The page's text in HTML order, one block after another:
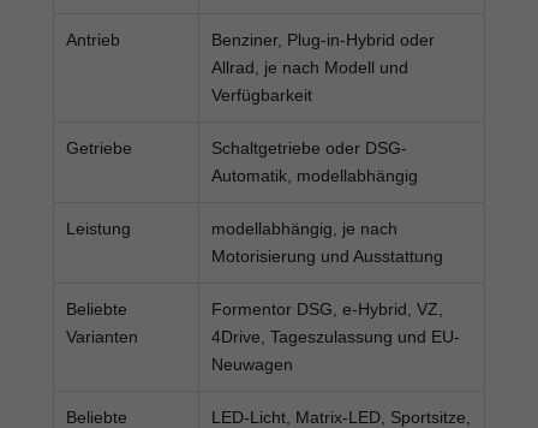
Antrieb
Benziner, Plug-in-Hybrid oder
Allrad, je nach Modell und
Verfügbarkeit
Getriebe
Schaltgetriebe oder DSG-
Automatik, modellabhängig
Leistung
modellabhängig, je nach
Motorisierung und Ausstattung
Beliebte
Varianten
Formentor DSG, e-Hybrid, VZ,
4Drive, Tageszulassung und EU-
Neuwagen
Beliebte
LED-Licht, Matrix-LED, Sportsitze,